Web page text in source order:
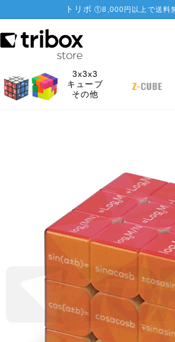
トリボ ①8,000円以上で送料
3x3x3
キューブ
その他